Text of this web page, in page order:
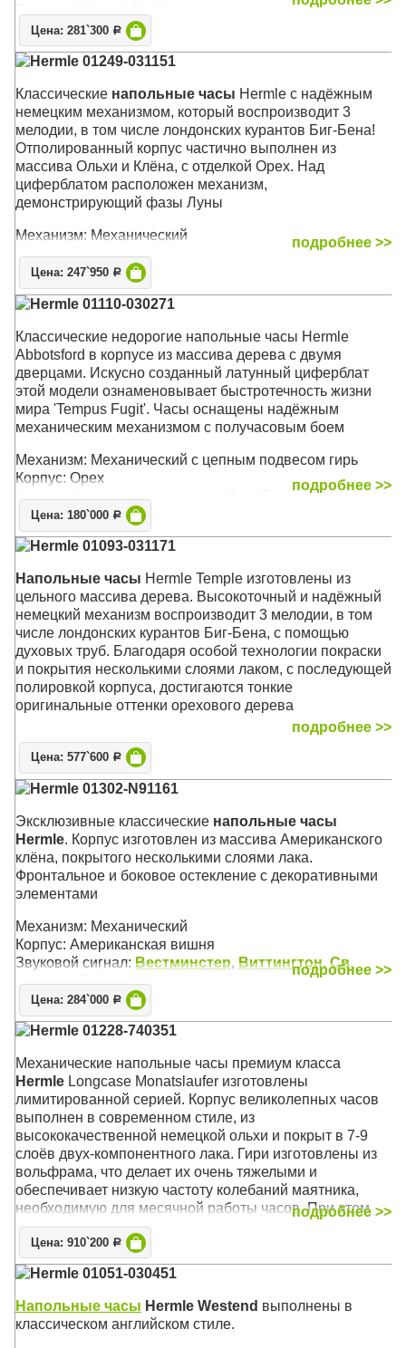
Цена: 281`300 Р
Hermle 01249-031151
Классические напольные часы Hermle с надёжным
немецким механизмом, который воспроизводит 3
мелодии, в том числе лондонских курантов Биг-Бена!
Отполированный корпус частично выполнен из
массива Ольхи и Клёна, с отделкой Орех. Над
циферблатом расположен механизм,
демонстрирующий фазы Луны
Механизм: Механический
Корпус: Орех
Звуковой сигнал:Вестминстер
Михаил, Бим-Бом
Размер: 196 х 48,5 х 29 см
подробнее >>
Цена: 247`950 Р
Hermle 01110-030271
Классические недорогие напольные часы Hermle
Abbotsford в корпусе из массива дерева с двумя
дверцами. Искусно созданный латунный циферблат
этой модели ознаменовывает быстротечность жизни
мира 'Tempus Fugit'. Часы оснащены надёжным
механическим механизмом с получасовым боем
Механизм: Механический с цепным подвесом гирь
Корпус: Орех
Звуковой сигнал:Westminster
Размер: 196 х 48 х 42 см
подробнее >>
Цена: 180`000 Р
Hermle 01093-031171
Напольные часы Hermle Temple изготовлены из
цельного массива дерева. Высокоточный и надёжный
немецкий механизм воспроизводит 3 мелодии, в том
числе лондонских курантов Биг-Бена, с помощью
духовых труб. Благодаря особой технологии покраски
и покрытия несколькими слоями лаком, с последующей
полировкой корпуса, достигаются тонкие
оригинальные оттенки орехового дерева
Корпус: Орех
Звуковой сигнал:Вестминстер
Михаил, Бим-Бом
подробнее >>
Цена: 577`600 Р
Hermle 01302-N91161
Эксклюзивные классические напольные часы
Hermle. Корпус изготовлен из массива Американского
клёна, покрытого несколькими слоями лака.
Фронтальное и боковое остекление с декоративными
элементами
Механизм: Механический
Корпус: Американская вишня
Звуковой сигнал: Вестминстер, Виттингтон, Св.
Михаил, Бой
Размер: 206 х 59 х 34,5 см
подробнее >>
Цена: 284`000 Р
Hermle 01228-740351
Механические напольные часы премиум класса
Hermle Longcase Monatslaufer изготовлены
лимитированной серией. Корпус великолепных часов
выполнен в современном стиле, из
высококачественной немецкой ольхи и покрыт в 7-9
слоёв двух-компонентного лака. Гири изготовлены из
вольфрама, что делает их очень тяжелыми и
обеспечивает низкую частоту колебаний маятника,
необходимую для месячной работы часов. При этом
погрешность хода составляет 5 секунд в месяц
Механизм: Механический, с тросовым приводом
Корпус: Матовый чёрный, полированный вручную
Звуковой сигнал:Westminster, Бим-Бом
Размер: 196,5 х 44 х 25 см ( 77'' x 17'' x 10'')
подробнее >>
Цена: 910`200 Р
Hermle 01051-030451
Напольные часы Hermle Westend выполнены в
классическом английском стиле.